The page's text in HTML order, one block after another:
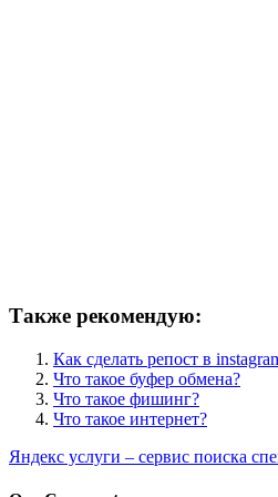
Также рекомендую:
Как сделать репост в
Что такое буфер обмена?
Что такое фишинг?
Что такое интернет?
Яндекс услуги – сервис поиска